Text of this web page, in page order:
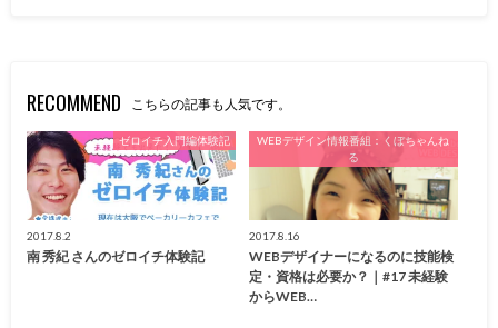
RECOMMEND こちらの記事も人気です。
ゼロイチ入門編体験記
2017.8.2
南 秀紀 さんのゼロイチ体験記
WEBデザイン情報番組：くぼちゃんね
る
2017.8.16
WEBデザイナーになるのに技能検
定・資格は必要か？｜#17 未経験
からWEB…